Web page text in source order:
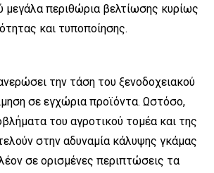
μεγάλα περιθώρια βελτίωσης κυρίως
και τυποποίησης.
την τάση του ξενοδοχειακού
σε εγχώρια προϊόντα. Ωστόσο,
του αγροτικού τομέα και της
στην αδυναμία κάλυψης γκάμας
σε ορισμένες περιπτώσεις τα